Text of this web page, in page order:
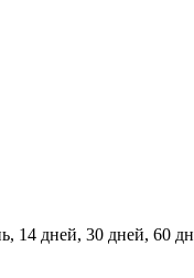
14 дней, 30 дней, 60